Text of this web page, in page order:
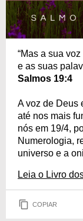
“Mas a sua
e as suas
Salmos 19:4
A voz de Deus
até nos mais
nós em 19/4,
Numerologia,
universo e a
Leia o Livro
COPIAR